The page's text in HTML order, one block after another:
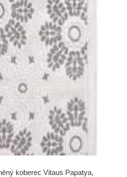
koberec Vitaus Papatya,